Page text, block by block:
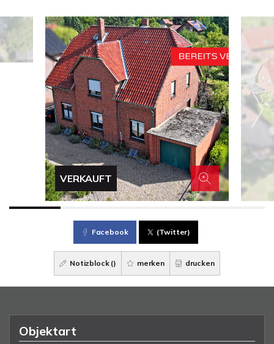
VERKAUFT
Facebook (Twitter)
Notizblock () merken drucken
Objektart